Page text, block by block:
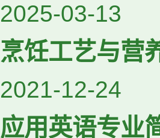
2025-03-13
烹饪工艺与营
2021-12-24
应用英语专业